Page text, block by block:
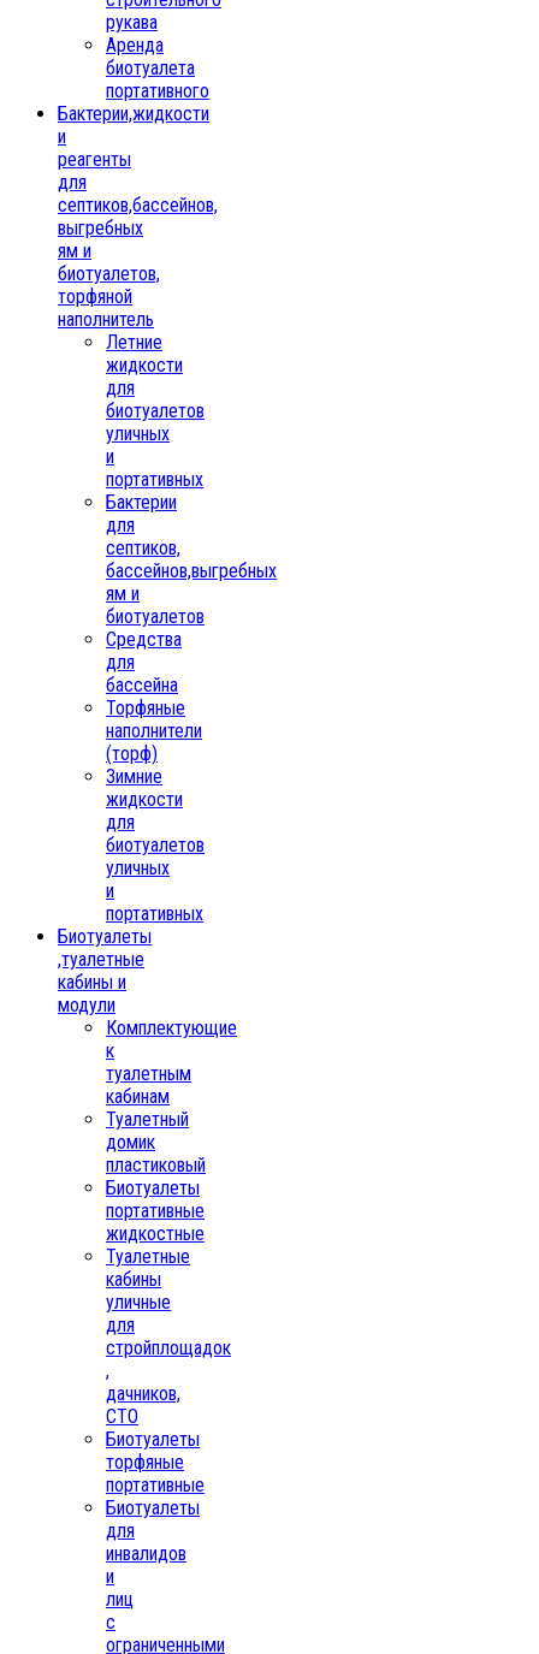
рукава
Аренда
биотуалета
портативного
Бактерии,жидкости
и
реагенты
для
септиков,бассейнов,
выгребных
ям и
биотуалетов,
торфяной
наполнитель
Летние
жидкости
для
биотуалетов
уличных
и
портативных
Бактерии
для
септиков,
бассейнов,выгребных
ям и
биотуалетов
Средства
для
бассейна
Торфяные
наполнители
(торф)
Зимние
жидкости
для
биотуалетов
уличных
и
портативных
Биотуалеты
,туалетные
кабины и
модули
Комплектующие
к
туалетным
кабинам
Туалетный
домик
пластиковый
Биотуалеты
портативные
жидкостные
Туалетные
кабины
уличные
для
стройплощадок
,
дачников,
СТО
Биотуалеты
торфяные
портативные
Биотуалеты
для
инвалидов
и
лиц
с
ограниченными